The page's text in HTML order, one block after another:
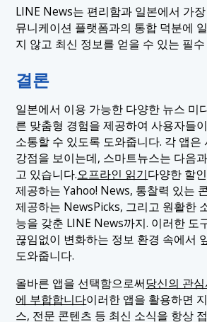
LINE News는 편리함과 일본에서 가
뮤니케이션 플랫폼과의 통합 덕분에
지 않고 최신 정보를 얻을 수 있는 필
결론
일본에서 이용 가능한 다양한 뉴스 미
른 맞춤형 경험을 제공하여 사용자들
소통할 수 있도록 도와줍니다. 각 앱은
강점을 보이는데, 스마트뉴스는 다음
고 있습니다.오프라인 읽기다양한 할
제공하는 Yahoo! News, 통찰력 있는
제공하는 NewsPicks, 그리고 원활한
능을 갖춘 LINE News까지. 이러한 도
끊임없이 변화하는 정보 환경 속에서
도와줍니다.
올바른 앱을 선택함으로써당신의 관
에 부합합니다이러한 앱을 활용하면
스, 전문 콘텐츠 등 최신 소식을 항상